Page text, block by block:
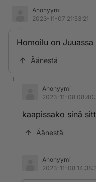
Anonyymi
2023-11-07 21:53:21
Homoilu on
Äänestä
Anonyymi
2023-11-08
kaapissako sinä
Äänestä
Anonyymi
2023-11-08